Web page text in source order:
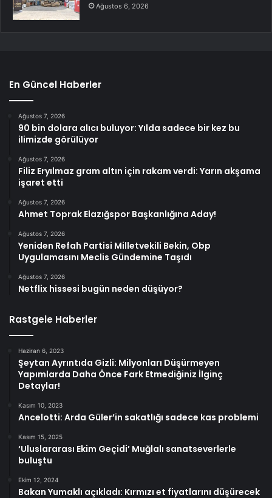
Ağustos 6, 2026
En Güncel Haberler
Ağustos 7, 2026
90 bin dolara alıcı buluyor: Yılda sadece bir kez bu
ilimizde görülüyor
Ağustos 7, 2026
Filiz Eryılmaz gram altın için rakam verdi: Yarın akşama
işaret etti
Ağustos 7, 2026
Ahmet Toprak Elazığspor Başkanlığına Aday!
Ağustos 7, 2026
Yeniden Refah Partisi Milletvekili Bekin, Obp
Uygulamasını Meclis Gündemine Taşıdı
Ağustos 7, 2026
Netflix hissesi bugün neden düşüyor?
Rastgele Haberler
Haziran 6, 2023
Şeytan Ayrıntıda Gizli: Milyonları Düşürmeyen
Yapımlarda Daha Önce Fark Etmediğiniz İlginç
Detaylar!
Kasım 10, 2023
Ancelotti: Arda Güler’in sakatlığı sadece kas problemi
Kasım 15, 2025
‘Uluslararası Ekim Geçidi’ Muğlalı sanatseverlerle
buluştu
Ekim 12, 2024
Bakan Yumaklı açıkladı: Kırmızı et fiyatlarını düşürecek